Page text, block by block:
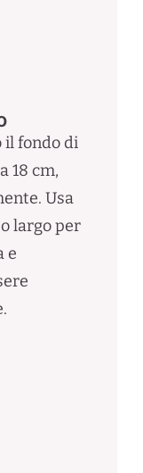
il fondo di
18 cm,
Usa
largo per
e